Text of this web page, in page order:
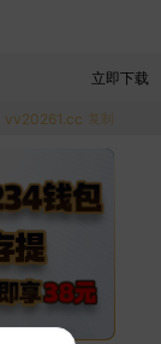
立即下载
vv20261.cc 复制